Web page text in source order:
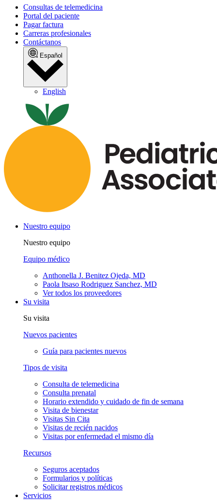
Consultas de telemedicina
Portal del paciente
Pagar factura
Carreras profesionales
Contáctanos
Español
English
Nuestro equipo
Nuestro equipo
Equipo médico
Anthonella J. Benitez Ojeda, MD
Paola Itsaso Rodriguez Sanchez, MD
Ver todos los proveedores
Su visita
Su visita
Nuevos pacientes
Guía para pacientes nuevos
Tipos de visita
Consulta de telemedicina
Consulta prenatal
Horario extendido y cuidado de fin de semana
Visita de bienestar
Visitas Sin Cita
Visitas de recién nacidos
Visitas por enfermedad el mismo día
Recursos
Seguros aceptados
Formularios y políticas
Solicitar registros médicos
Servicios